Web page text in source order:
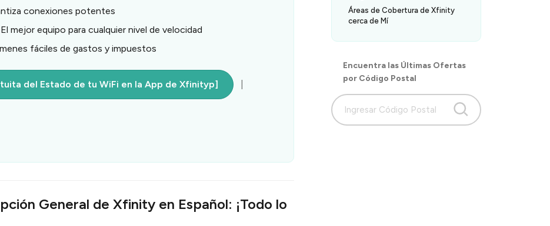
conexiones potentes
El mejor equipo para cualquier nivel de velocidad
fáciles de gastos y impuestos
del Estado de tu WiFi en la App de Xfinityp]
General de Xfinity en Español: ¡Todo lo
Áreas de Cobertura de Xfinity
cerca de Mí
Encuentra las Últimas Ofertas
por Código Postal